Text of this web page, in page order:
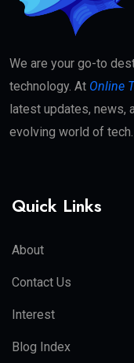
We are your go-to
technology. At Online
latest updates, news,
evolving world of tech.
Quick Links
About
Contact Us
Interest
Blog Index